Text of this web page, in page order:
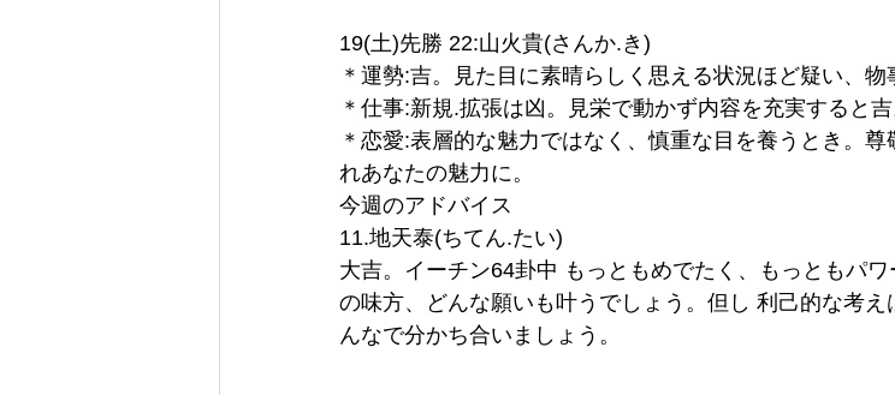
19(土)先勝 22:山火貴(さんか.き)
＊運勢:吉。見た目に素晴らしく思える状況ほど疑い、物
＊仕事:新規.拡張は凶。見栄で動かず内容を充実すると吉
＊恋愛:表層的な魅力ではなく、慎重な目を養うとき。
れあなたの魅力に。
今週のアドバイス
11.地天泰(ちてん.たい)
大吉。イーチン64卦中 もっともめでたく、もっともパ
の味方、どんな願いも叶うでしょう。但し 利己的な考
んなで分かち合いましょう。